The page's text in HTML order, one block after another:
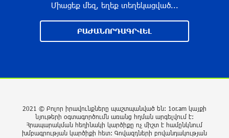
Իսրայելի ՊԲ-ն հարձակվել է Լիբանանում
«Հըզբոլլահ»-ի հրամանատարական կետերի և
տրանսֆերի վերաբերյալ
10 ժամ առաջ
Միացեք մեզ, եղեք տեղեկացված...
ԲԱԺԱՆՈՐԴԱԳՐՎԵԼ
2021 © Բոլոր իրավունքները պաշտպանված են: 1or.am կայքի
նյութերի օգտագործումն առանց հղման արգելվում է:
Հրապարակման հեղինակի կարծիքը ոչ միշտ է համընկնում
խմբագրության կարծիքի հետ: Գովազդների բովանդակության